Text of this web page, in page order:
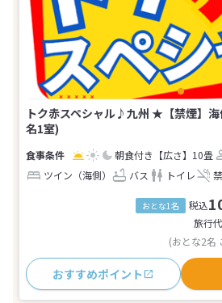
トク赤スペシャル♪九州 ★【禁煙】
名1室)
朝食付き 【広さ】10畳
ツイン（海側）
バス トイレ
おとな1名 税込
旅行
(おとな2名
おすすめポイント